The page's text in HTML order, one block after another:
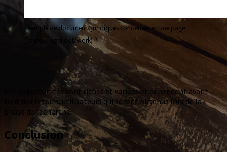
Exemple de documents juridiques condensés en une page
(source : legal.dot/work)5
Les opportunités sont riches et variées et dépendent avant
tout des retours utilisateurs qui seront obtenus lors de la
phase de recherche.
Conclusion